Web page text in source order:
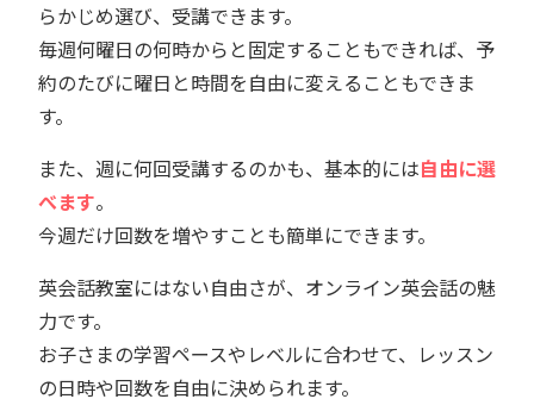
らかじめ選び、受講できます。
毎週何曜日の何時からと固定することもできれば、予
約のたびに曜日と時間を自由に変えることもできま
す。
また、週に何回受講するのかも、基本的には自由に選
べます。
今週だけ回数を増やすことも簡単にできます。
英会話教室にはない自由さが、オンライン英会話の魅
力です。
お子さまの学習ペースやレベルに合わせて、レッスン
の日時や回数を自由に決められます。